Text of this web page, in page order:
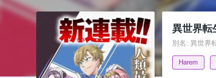
異世界転
別名: 異世界
Harem